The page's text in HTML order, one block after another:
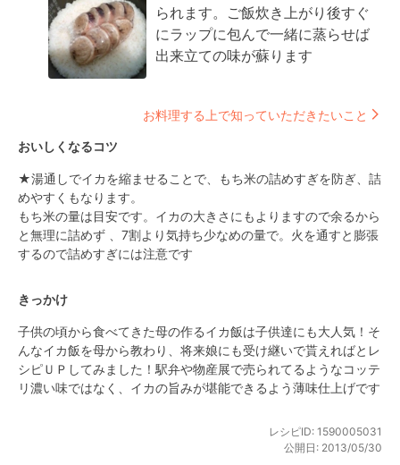
られます。ご飯炊き上がり後すぐ
にラップに包んで一緒に蒸らせば
出来立ての味が蘇ります
お料理する上で知っていただきたいこと
おいしくなるコツ
★湯通しでイカを縮ませることで、もち米の詰めすぎを防ぎ、詰
めやすくもなります。
もち米の量は目安です。イカの大きさにもよりますので余るから
と無理に詰めず 、7割より気持ち少なめの量で。火を通すと膨張
するので詰めすぎには注意です
きっかけ
子供の頃から食べてきた母の作るイカ飯は子供達にも大人気！そ
んなイカ飯を母から教わり、将来娘にも受け継いで貰えればとレ
シピＵＰしてみました！駅弁や物産展で売られてるようなコッテ
リ濃い味ではなく、イカの旨みが堪能できるよう薄味仕上げです
レシピID: 1590005031
公開日: 2013/05/30